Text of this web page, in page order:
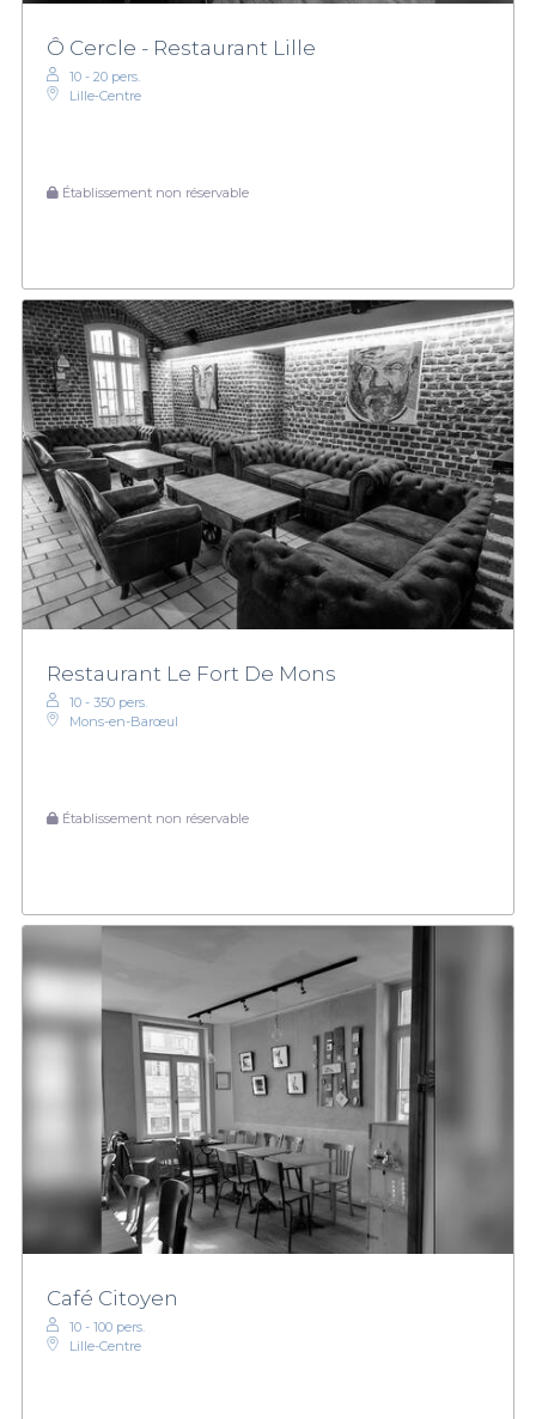
Ô Cercle - Restaurant Lille
10 - 20 pers.
Lille‑Centre
Établissement non réservable
Restaurant Le Fort De Mons
10 - 350 pers.
Mons-en-Barœul
Établissement non réservable
Café Citoyen
10 - 100 pers.
Lille-Centre